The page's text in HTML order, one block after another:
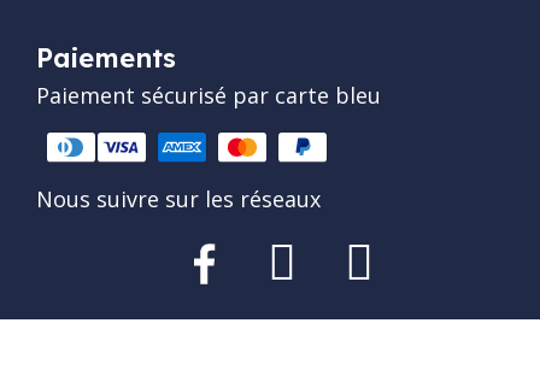
Paiements
Paiement sécurisé par carte bleu
Nous suivre sur les réseaux